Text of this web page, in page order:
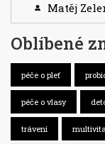
Matěj
Oblíbené
péče o pleť
péče o vlasy
trávení